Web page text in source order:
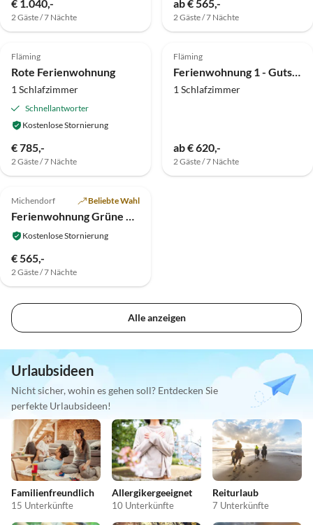
€ 1.040,-
2 Gäste / 7 Nächte
ab € 565,-
2 Gäste / 7 Nächte
4.9 (2)
Fläming
Rote Ferienwohnung
1 Schlafzimmer
Schnellantworter
Kostenlose Stornierung
€ 785,-
2 Gäste / 7 Nächte
3.4 (2)
Fläming
Ferienwohnung 1 - Gutshof Langerwisch
1 Schlafzimmer
ab € 620,-
2 Gäste / 7 Nächte
Michendorf Beliebte Wahl
Ferienwohnung Grüne Wohnung
Kostenlose Stornierung
€ 565,-
2 Gäste / 7 Nächte
Alle anzeigen
Urlaubsideen
Nicht sicher, wohin es gehen soll? Entdecken Sie
perfekte Urlaubsideen!
Familienfreundlich
15 Unterkünfte
Allergikergeeignet
10 Unterkünfte
Reiturlaub
7 Unterkünfte